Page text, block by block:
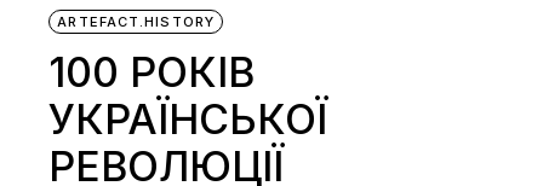
ARTEFACT.HISTORY
100 РОКІВ
УКРАЇНСЬКОЇ
РЕВОЛЮЦІЇ